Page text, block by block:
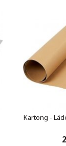
Kartong -